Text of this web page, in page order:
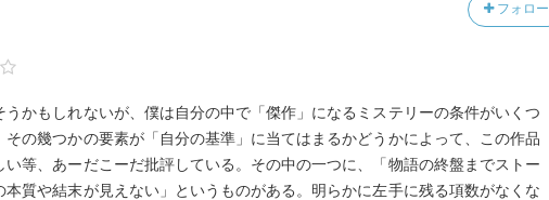
フォロー
かもしれないが、僕は自分の中で「傑作」になるミステリーの条件がいくつ
その幾つかの要素が「自分の基準」に当てはまるかどうかによって、この作品
い等、あーだこーだ批評している。その中の一つに、「物語の終盤までストー
本質や結末が見えない」というものがある。明らかに左手に残る項数がなくな